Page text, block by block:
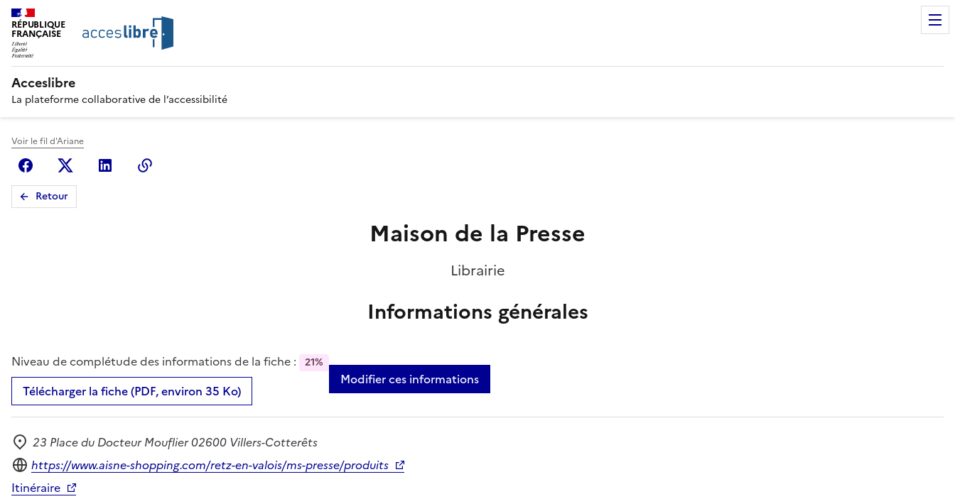
RÉPUBLIQUE
FRANÇAISE
Acceslibre
La plateforme collaborative de l’accessibilité
Voir le fil d'Ariane
FacebookX (anciennement Twitter)
Linkedin
Retour
Maison de la Presse
Librairie
Informations générales
Niveau de complétude des informations de la fiche : 21%
Télécharger la fiche (PDF, environ 35 Ko)
Modifier ces informations
Adresse
23 Place du Docteur Mouflier 02600 Villers-Cotterêts
Site internet
https://www.aisne-shopping.com/retz-en-valois/ms-presse/produits
Itinéraire